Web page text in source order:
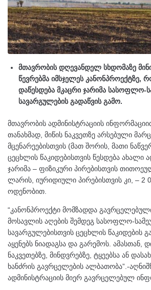
მთავრობის დღევანდელ სხდომაზე
წევრებმა იმსჯელეს კანონპროექტზე,
დაწესდება მკაცრი ჯარიმა სასოფლო-
სავარგულების გადაწვის გამო.
მთავრობის ადმინისტრაციის
თანახმად, მიწის ნაკვეთზე არსებული
მცენარეებისთვის (მათ შორის, მათი
ცეცხლის წაკიდებისთვის წესდება ახალი
ჯარიმა – ფიზიკური პირებისთვის
ლარის, იურიდიული პირებისთვის კი, – 2
ოდენობით.
“კანონპროექტი მომზადდა
მოსავლის აღების შემდეგ სასოფლო-
სავარგულებისთვის ცეცხლის წაკიდების
აყენებს ნიადაგსა და გარემოს. ამასთან,
ნაკვეთებზე, მინდვრებზე, ტყეებსა ან
ხანძრის გავრცელების ალბათობა”.-
ადმინისტრაციის მიერ გავრცელებულ